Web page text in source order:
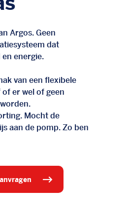
Argos. Geen
dat
energie.
van een flexibele
er wel of geen
Mocht de
aan de pomp. Zo ben